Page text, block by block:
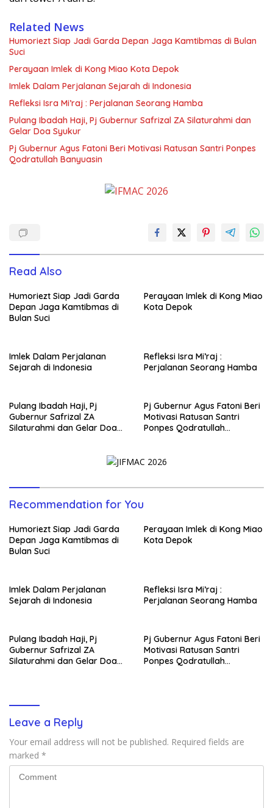
Related News
Humoriezt Siap Jadi Garda Depan Jaga Kamtibmas di Bulan
Suci
Perayaan Imlek di Kong Miao Kota Depok
Imlek Dalam Perjalanan Sejarah di Indonesia
Refleksi Isra Mi’raj : Perjalanan Seorang Hamba
Pulang Ibadah Haji, Pj Gubernur Safrizal ZA Silaturahmi dan
Gelar Doa Syukur
Pj Gubernur Agus Fatoni Beri Motivasi Ratusan Santri Ponpes
Qodratullah Banyuasin
Read Also
Humoriezt Siap Jadi Garda
Depan Jaga Kamtibmas di
Bulan Suci
Perayaan Imlek di Kong Miao
Kota Depok
Imlek Dalam Perjalanan
Sejarah di Indonesia
Refleksi Isra Mi’raj :
Perjalanan Seorang Hamba
Pulang Ibadah Haji, Pj
Gubernur Safrizal ZA
Silaturahmi dan Gelar Doa
Pj Gubernur Agus Fatoni Beri
Motivasi Ratusan Santri
Ponpes Qodratullah
Recommendation for You
Humoriezt Siap Jadi Garda
Depan Jaga Kamtibmas di
Bulan Suci
Perayaan Imlek di Kong Miao
Kota Depok
Imlek Dalam Perjalanan
Sejarah di Indonesia
Refleksi Isra Mi’raj :
Perjalanan Seorang Hamba
Pulang Ibadah Haji, Pj
Gubernur Safrizal ZA
Silaturahmi dan Gelar Doa
Pj Gubernur Agus Fatoni Beri
Motivasi Ratusan Santri
Ponpes Qodratullah
Leave a Reply
Your email address will not be published. Required fields are
marked *